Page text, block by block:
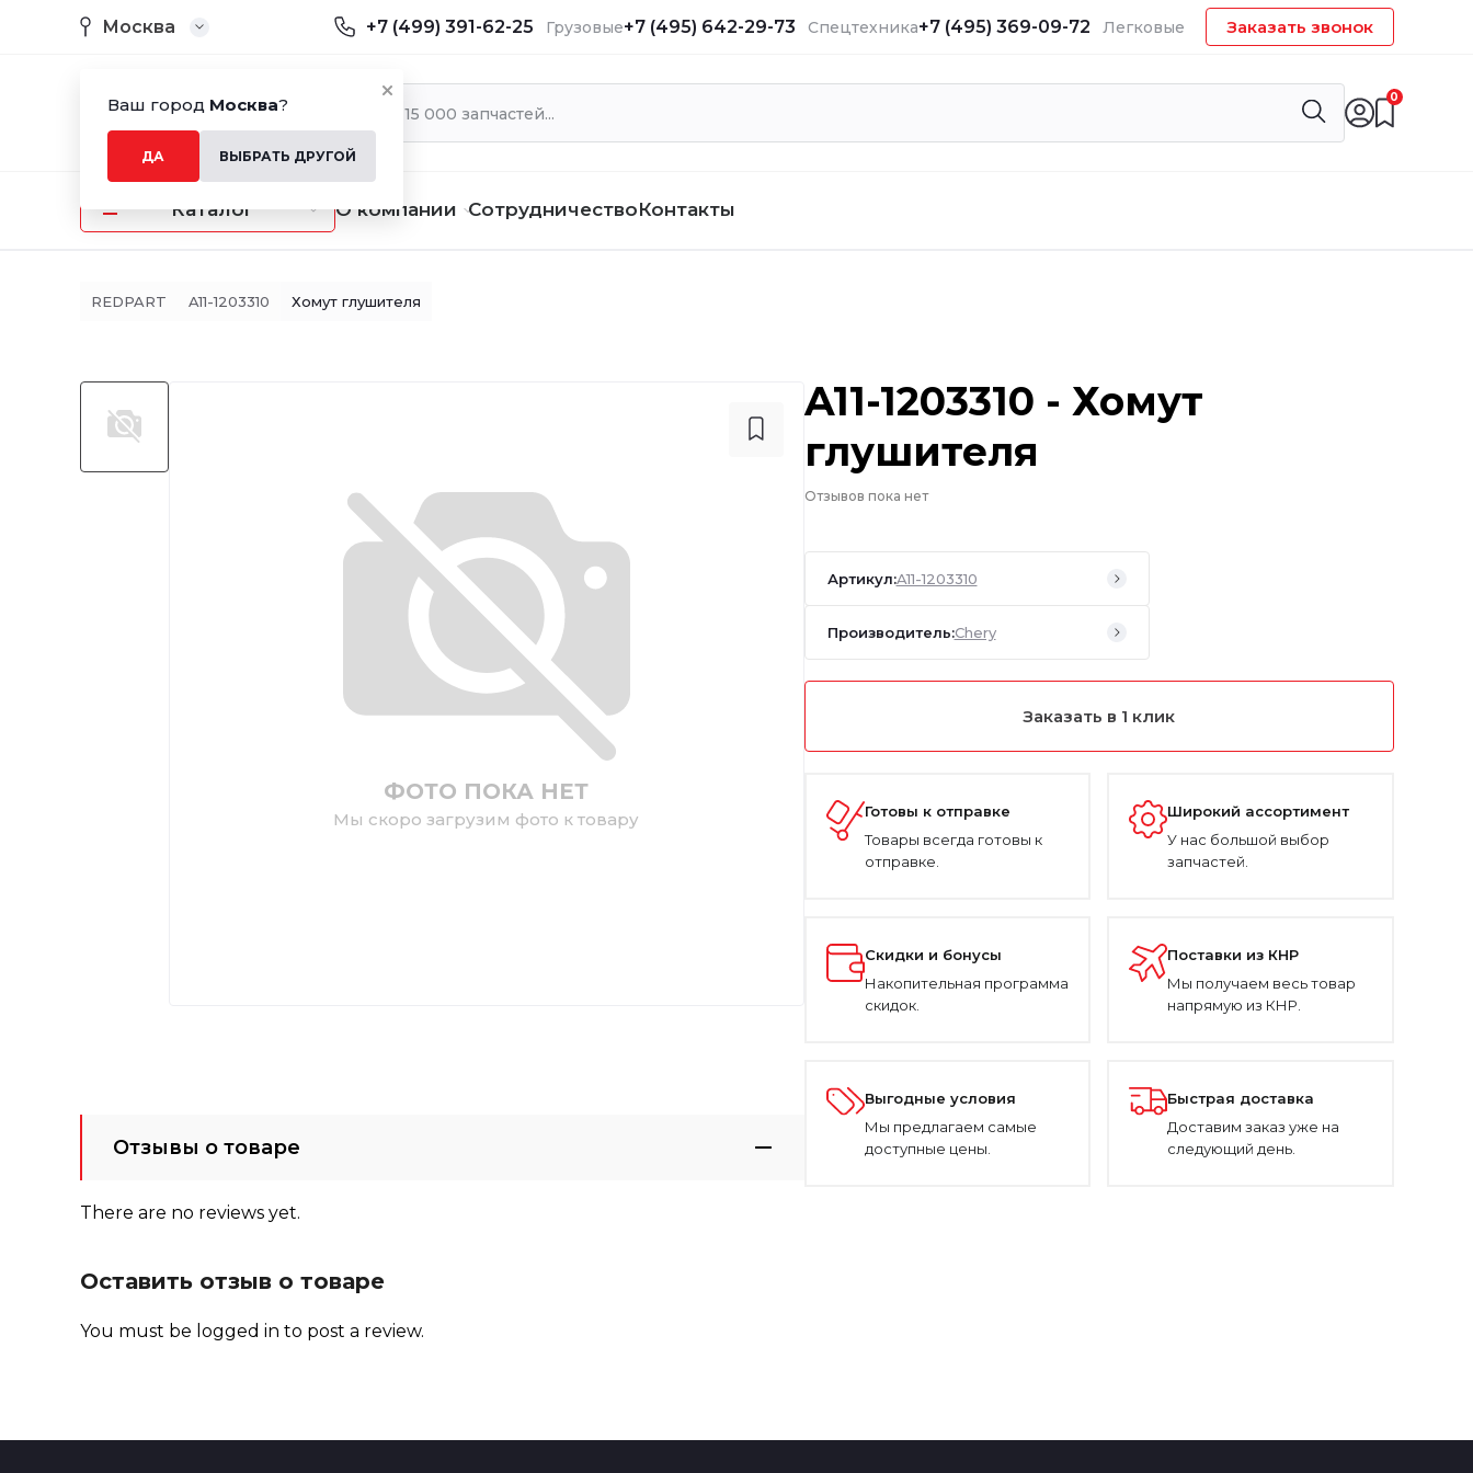
Ваш город Москва?
ДА ВЫБРАТЬ ДРУГОЙ
Москва +7 (499) 391-62-25 Грузовые+7 (495) 642-29-73 Спецтехника+7 (495) 369-09-72 Легковые Заказать звонок
0
Каталог О компании СотрудничествоКонтакты
REDPART A11-1203310 Хомут глушителя
ФОТО ПОКА НЕТ
Мы скоро загрузим фото к товару
Отзывы о товаре
There are no reviews yet.
Оставить отзыв о товаре
You must be logged in to post a review.
A11-1203310 - Хомут
глушителя
Отзывов пока нет
Артикул:A11-1203310
Производитель:Chery
Заказать в 1 клик
Готовы к отправке
Товары всегда готовы к
отправке.
Широкий ассортимент
У нас большой выбор
запчастей.
Скидки и бонусы
Накопительная программа
скидок.
Поставки из КНР
Мы получаем весь товар
напрямую из КНР.
Выгодные условия
Мы предлагаем самые
доступные цены.
Быстрая доставка
Доставим заказ уже на
следующий день.